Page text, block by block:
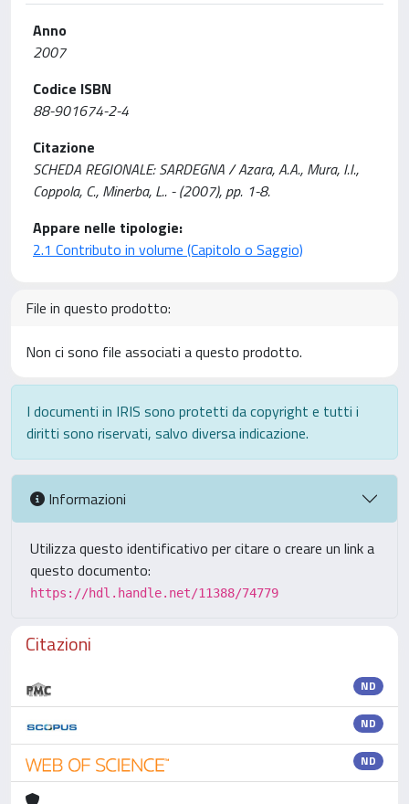
Anno
2007
Codice ISBN
88-901674-2-4
Citazione
SCHEDA REGIONALE: SARDEGNA / Azara, A.A., Mura, I.I.,
Coppola, C., Minerba, L.. - (2007), pp. 1-8.
Appare nelle tipologie:
2.1 Contributo in volume (Capitolo o Saggio)
File in questo prodotto:
Non ci sono file associati a questo prodotto.
I documenti in IRIS sono protetti da copyright e tutti i
diritti sono riservati, salvo diversa indicazione.
Informazioni
Utilizza questo identificativo per citare o creare un link a
questo documento:
https://hdl.handle.net/11388/74779
Citazioni
ND
ND
ND